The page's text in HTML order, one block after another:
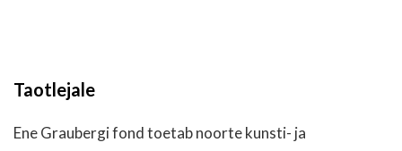
Taotlejale
Ene Graubergi fond toetab noorte kunsti- ja